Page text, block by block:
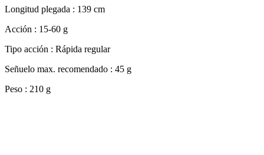
Longitud plegada : 139 cm
Acción : 15-60 g
Tipo acción : Rápida regular
Señuelo max. recomendado : 45 g
Peso : 210 g